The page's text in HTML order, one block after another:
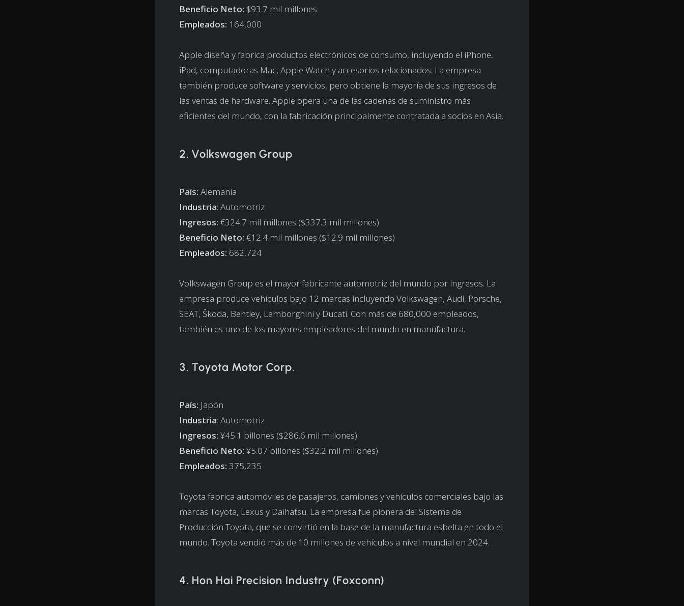
Beneficio Neto: $93.7 mil millones
Empleados: 164,000
Apple diseña y fabrica productos electrónicos de consumo, incluyendo el iPhone,
iPad, computadoras Mac, Apple Watch y accesorios relacionados. La empresa
también produce software y servicios, pero obtiene la mayoría de sus ingresos de
las ventas de hardware. Apple opera una de las cadenas de suministro más
eficientes del mundo, con la fabricación principalmente contratada a socios en Asia.
2. Volkswagen Group
País: Alemania
Industria: Automotriz
Ingresos: €324.7 mil millones ($337.3 mil millones)
Beneficio Neto: €12.4 mil millones ($12.9 mil millones)
Empleados: 682,724
Volkswagen Group es el mayor fabricante automotriz del mundo por ingresos. La
empresa produce vehículos bajo 12 marcas incluyendo Volkswagen, Audi, Porsche,
SEAT, Škoda, Bentley, Lamborghini y Ducati. Con más de 680,000 empleados,
también es uno de los mayores empleadores del mundo en manufactura.
3. Toyota Motor Corp.
País: Japón
Industria: Automotriz
Ingresos: ¥45.1 billones ($286.6 mil millones)
Beneficio Neto: ¥5.07 billones ($32.2 mil millones)
Empleados: 375,235
Toyota fabrica automóviles de pasajeros, camiones y vehículos comerciales bajo las
marcas Toyota, Lexus y Daihatsu. La empresa fue pionera del Sistema de
Producción Toyota, que se convirtió en la base de la manufactura esbelta en todo el
mundo. Toyota vendió más de 10 millones de vehículos a nivel mundial en 2024.
4. Hon Hai Precision Industry (Foxconn)